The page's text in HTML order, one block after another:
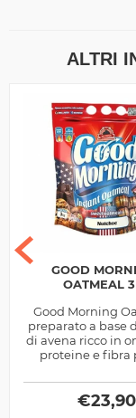
ALTRI
GOOD
OATMEAL
Good Morning
preparato a base
di avena ricco in
proteine e fibra
prodotto dalla
McGregor
€23,90